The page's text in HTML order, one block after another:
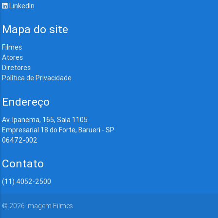
LinkedIn
Mapa do site
Filmes
Atores
Diretores
Política de Privacidade
Endereço
Av. Ipanema, 165, Sala 1105
Empresarial 18 do Forte, Barueri - SP
06472-002
Contato
(11) 4052-2500
© 2026 Imagem Filmes